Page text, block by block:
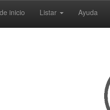
inicio Listar Ayuda